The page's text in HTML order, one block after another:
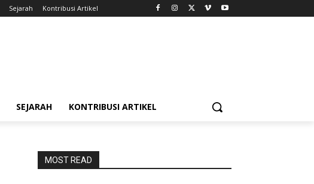
Sejarah Kontribusi Artikel
SEJARAH KONTRIBUSI ARTIKEL
MOST READ